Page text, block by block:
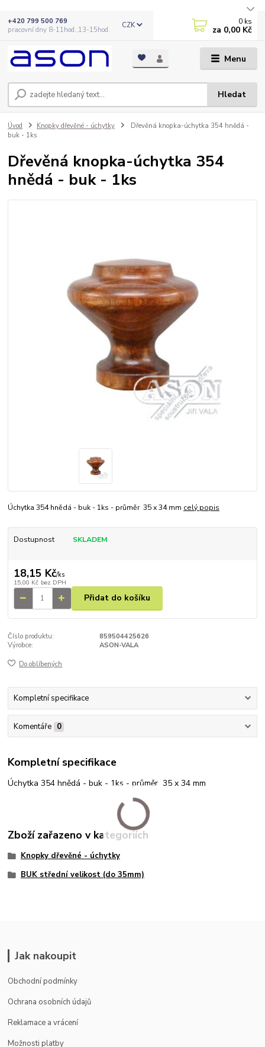
Menu
CZK
Hledat
+420 799 500 769
pracovní dny 8-11hod.,13-15hod.
0 ks
za 0,00 Kč
Úvod Knopky dřevěné - úchytky
Dřevěná knopka-úchytka 354 hnědá -
buk - 1ks
Dřevěná knopka-úchytka 354
hnědá - buk - 1ks
Úchytka 354 hnědá - buk - 1ks - průměr 35 x 34 mm celý popis
Dostupnost SKLADEM
18,15 Kč/ks
15,00 Kč bez DPH
Přidat do košíku
Číslo produktu:
859504425626
Výrobce:
ASON-VALA
Do oblíbených
Kompletní specifikace
Komentáře 0
Kompletní specifikace
Úchytka 354 hnědá - buk - 1ks - průměr 35 x 34 mm
Zboží zařazeno v kategoriích
Knopky dřevěné - úchytky
BUK střední velikost (do 35mm)
Jak nakoupit
Obchodní podmínky
Ochrana osobních údajů
Reklamace a vrácení
Možnosti platby